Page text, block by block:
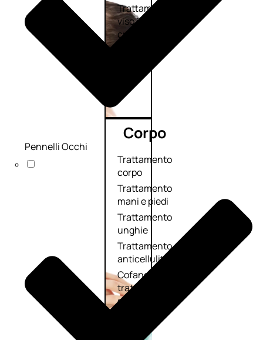
Trattamento
viso BB e CC
cream
Corpo
Trattamento
corpo
Trattamento
mani e piedi
Trattamento
unghie
Trattamento
anticellulite
Cofanetti
trattamento
corpo
Pennelli Occhi